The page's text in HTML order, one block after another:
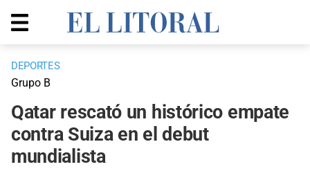
DEPORTES
Grupo B
Qatar rescató un histórico empate
contra Suiza en el debut
mundialista